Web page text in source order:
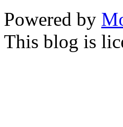
Powered by
This blog is